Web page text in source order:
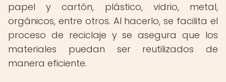
papel y cartón, plástico, vidrio, metal,
orgánicos, entre otros. Al hacerlo, se facilita el
proceso de reciclaje y se asegura que los
materiales puedan ser reutilizados de
manera eficiente.